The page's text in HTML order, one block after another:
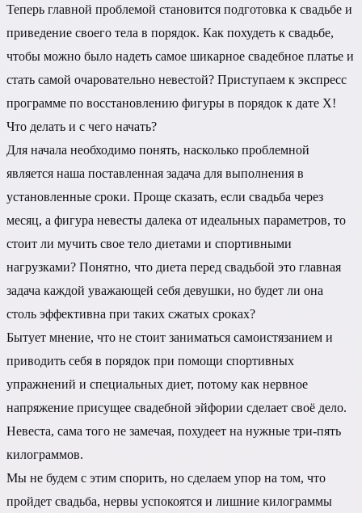
Теперь главной проблемой становится подготовка к свадьбе и
приведение своего тела в порядок. Как похудеть к свадьбе,
чтобы можно было надеть самое шикарное свадебное платье и
стать самой очаровательно невестой? Приступаем к экспресс
программе по восстановлению фигуры в порядок к дате Х!
Что делать и с чего начать?
Для начала необходимо понять, насколько проблемной
является наша поставленная задача для выполнения в
установленные сроки. Проще сказать, если свадьба через
месяц, а фигура невесты далека от идеальных параметров, то
стоит ли мучить свое тело диетами и спортивными
нагрузками? Понятно, что диета перед свадьбой это главная
задача каждой уважающей себя девушки, но будет ли она
столь эффективна при таких сжатых сроках?
Бытует мнение, что не стоит заниматься самоистязанием и
приводить себя в порядок при помощи спортивных
упражнений и специальных диет, потому как нервное
напряжение присущее свадебной эйфории сделает своё дело.
Невеста, сама того не замечая, похудеет на нужные три-пять
килограммов.
Мы не будем с этим спорить, но сделаем упор на том, что
пройдет свадьба, нервы успокоятся и лишние килограммы